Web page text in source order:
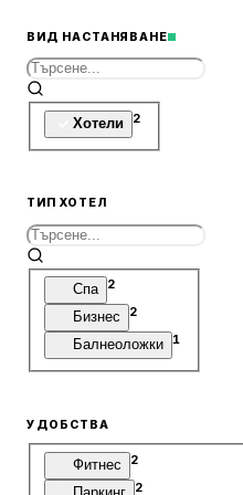
ВИД НАСТАНЯВАНЕ
Хотели 2
ТИП ХОТЕЛ
Спа 2
Бизнес 2
Балнеоложки 1
УДОБСТВА
Фитнес 2
2